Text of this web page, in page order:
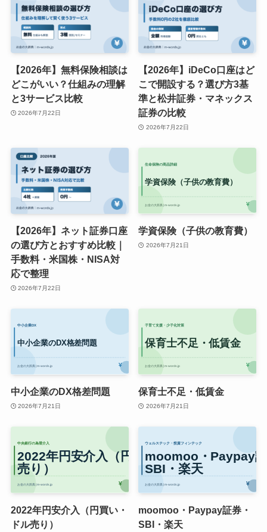
【2026年】無料保険相談は
どこがいい？仕組みの理解
と3サービス比較
2026年7月22日
【2026年】iDeCo口座はど
こで開設する？選び方3基
準と松井証券・マネックス
証券の比較
2026年7月22日
【2026年】ネット証券口座
の選び方とおすすめ比較｜
手数料・米国株・NISA対
応で整理
2026年7月22日
学資保険（子供の教育費）
2026年7月21日
中小企業のDX格差問題
2026年7月21日
保育士不足・低賃金
2026年7月21日
2022年円安介入（円買い・
ドル売り）
moomoo・Paypay証券・
SBI・楽天